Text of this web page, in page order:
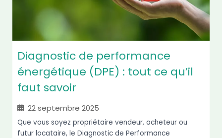
Diagnostic de performance
énergétique (DPE) : tout ce qu’il
faut savoir
22 septembre 2025
Que vous soyez propriétaire vendeur, acheteur ou
futur locataire, le Diagnostic de Performance